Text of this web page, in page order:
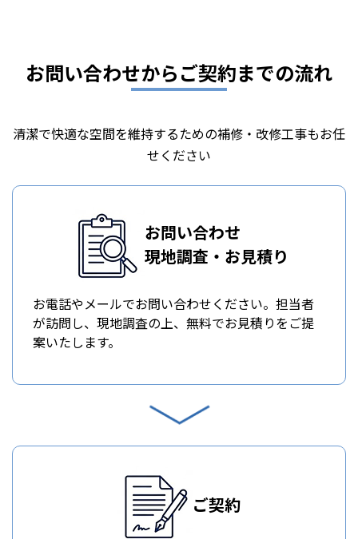
お問い合わせからご契約までの流れ
清潔で快適な空間を維持するための補修・改修工事もお任
せください
お問い合わせ
現地調査・お見積り
お電話やメールでお問い合わせください。担当者
が訪問し、現地調査の上、無料でお見積りをご提
案いたします。
ご契約